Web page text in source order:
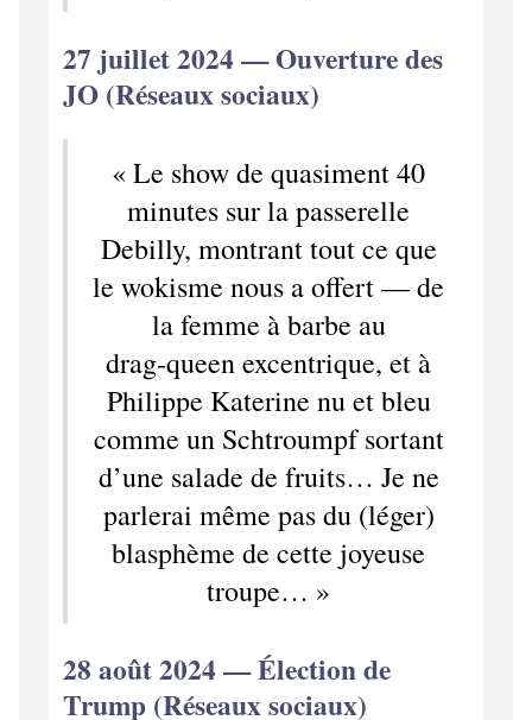
27 juillet 2024 — Ouverture des
JO (Réseaux sociaux)
« Le show de quasiment 40
minutes sur la passerelle
Debilly, montrant tout ce que
le wokisme nous a offert — de
la femme à barbe au
drag‑queen excentrique, et à
Philippe Katerine nu et bleu
comme un Schtroumpf sortant
d’une salade de fruits… Je ne
parlerai même pas du (léger)
blasphème de cette joyeuse
troupe… »
28 août 2024 — Élection de
Trump (Réseaux sociaux)